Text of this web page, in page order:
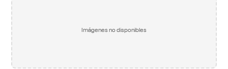
Imágenes no disponibles